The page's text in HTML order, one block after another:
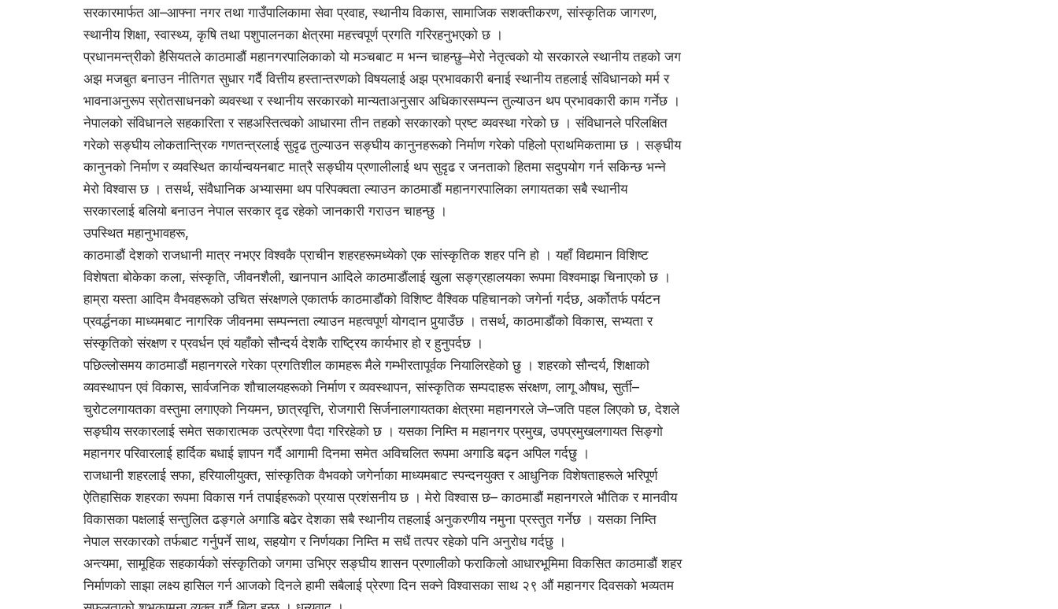
सरकारमार्फत आ–आफ्ना नगर तथा गाउँपालिकामा सेवा प्रवाह, स्थानीय विकास, सामाजिक सशक्तीकरण, सांस्कृतिक जागरण,
स्थानीय शिक्षा, स्वास्थ्य, कृषि तथा पशुपालनका क्षेत्रमा महत्त्वपूर्ण प्रगति गरिरहनुभएको छ ।
प्रधानमन्त्रीको हैसियतले काठमाडौं महानगरपालिकाको यो मञ्चबाट म भन्न चाहन्छु–मेरो नेतृत्वको यो सरकारले स्थानीय तहको जग
अझ मजबुत बनाउन नीतिगत सुधार गर्दै वित्तीय हस्तान्तरणको विषयलाई अझ प्रभावकारी बनाई स्थानीय तहलाई संविधानको मर्म र
भावनाअनुरूप स्रोतसाधनको व्यवस्था र स्थानीय सरकारको मान्यताअनुसार अधिकारसम्पन्न तुल्याउन थप प्रभावकारी काम गर्नेछ ।
नेपालको संविधानले सहकारिता र सहअस्तित्वको आधारमा तीन तहको सरकारको प्रष्ट व्यवस्था गरेको छ । संविधानले परिलक्षित
गरेको सङ्घीय लोकतान्त्रिक गणतन्त्रलाई सुदृढ तुल्याउन सङ्घीय कानुनहरूको निर्माण गरेको पहिलो प्राथमिकतामा छ । सङ्घीय
कानुनको निर्माण र व्यवस्थित कार्यान्वयनबाट मात्रै सङ्घीय प्रणालीलाई थप सुदृढ र जनताको हितमा सदुपयोग गर्न सकिन्छ भन्ने
मेरो विश्वास छ । तसर्थ, संवैधानिक अभ्यासमा थप परिपक्वता ल्याउन काठमाडौं महानगरपालिका लगायतका सबै स्थानीय
सरकारलाई बलियो बनाउन नेपाल सरकार दृढ रहेको जानकारी गराउन चाहन्छु ।
उपस्थित महानुभावहरू,
काठमाडौं देशको राजधानी मात्र नभएर विश्वकै प्राचीन शहरहरूमध्येको एक सांस्कृतिक शहर पनि हो । यहाँ विद्यमान विशिष्ट
विशेषता बोकेका कला, संस्कृति, जीवनशैली, खानपान आदिले काठमाडौंलाई खुला सङ्ग्रहालयका रूपमा विश्वमाझ चिनाएको छ ।
हाम्रा यस्ता आदिम वैभवहरूको उचित संरक्षणले एकातर्फ काठमाडौंको विशिष्ट वैश्विक पहिचानको जगेर्ना गर्दछ, अर्कोतर्फ पर्यटन
प्रवर्द्धनका माध्यमबाट नागरिक जीवनमा सम्पन्नता ल्याउन महत्वपूर्ण योगदान पुर्‍याउँछ । तसर्थ, काठमाडौंको विकास, सभ्यता र
संस्कृतिको संरक्षण र प्रवर्धन एवं यहाँको सौन्दर्य देशकै राष्ट्रिय कार्यभार हो र हुनुपर्दछ ।
पछिल्लोसमय काठमाडौं महानगरले गरेका प्रगतिशील कामहरू मैले गम्भीरतापूर्वक नियालिरहेको छु । शहरको सौन्दर्य, शिक्षाको
व्यवस्थापन एवं विकास, सार्वजनिक शौचालयहरूको निर्माण र व्यवस्थापन, सांस्कृतिक सम्पदाहरू संरक्षण, लागू औषध, सुर्ती–
चुरोटलगायतका वस्तुमा लगाएको नियमन, छात्रवृत्ति, रोजगारी सिर्जनालगायतका क्षेत्रमा महानगरले जे–जति पहल लिएको छ, देशले
सङ्घीय सरकारलाई समेत सकारात्मक उत्प्रेरणा पैदा गरिरहेको छ । यसका निम्ति म महानगर प्रमुख, उपप्रमुखलगायत सिङ्गो
महानगर परिवारलाई हार्दिक बधाई ज्ञापन गर्दै आगामी दिनमा समेत अविचलित रूपमा अगाडि बढ्न अपिल गर्दछु ।
राजधानी शहरलाई सफा, हरियालीयुक्त, सांस्कृतिक वैभवको जगेर्नाका माध्यमबाट स्पन्दनयुक्त र आधुनिक विशेषताहरूले भरिपूर्ण
ऐतिहासिक शहरका रूपमा विकास गर्न तपाईहरूको प्रयास प्रशंसनीय छ । मेरो विश्वास छ– काठमाडौं महानगरले भौतिक र मानवीय
विकासका पक्षलाई सन्तुलित ढङ्गले अगाडि बढेर देशका सबै स्थानीय तहलाई अनुकरणीय नमुना प्रस्तुत गर्नेछ । यसका निम्ति
नेपाल सरकारको तर्फबाट गर्नुपर्ने साथ, सहयोग र निर्णयका निम्ति म सधैं तत्पर रहेको पनि अनुराेध गर्दछु ।
अन्त्यमा, सामूहिक सहकार्यको संस्कृतिको जगमा उभिएर सङ्घीय शासन प्रणालीको फराकिलो आधारभूमिमा विकसित काठमाडौं शहर
निर्माणको साझा लक्ष्य हासिल गर्न आजको दिनले हामी सबैलाई प्रेरणा दिन सक्ने विश्वासका साथ २९ औं महानगर दिवसको भव्यतम